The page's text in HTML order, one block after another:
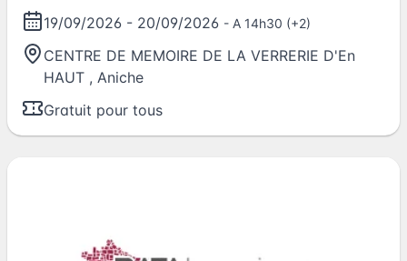
19/09/2026 - 20/09/2026 - A 14h30 (+2)
CENTRE DE MEMOIRE DE LA VERRERIE D'En
HAUT , Aniche
Gratuit pour tous